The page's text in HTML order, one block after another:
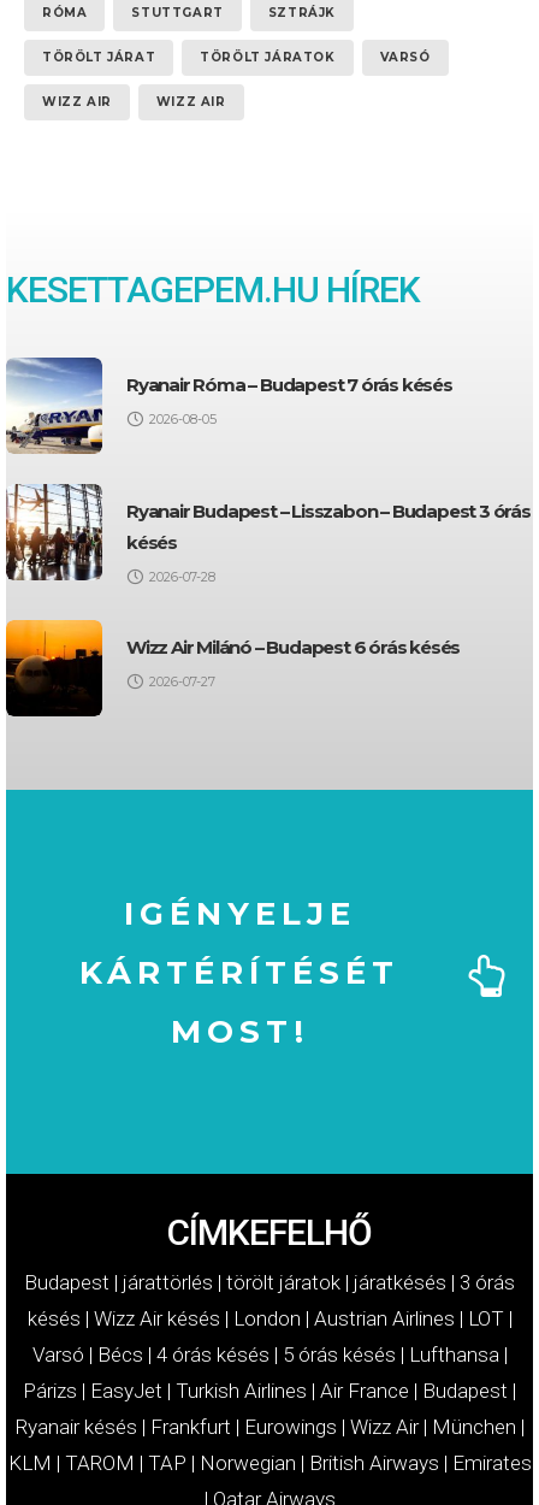
RÓMA STUTTGART SZTRÁJK
TÖRÖLT JÁRAT TÖRÖLT JÁRATOK VARSÓ
WIZZ AIR WIZZ AIR
KESETTAGEPEM.HU HÍREK
Ryanair Róma – Budapest 7 órás késés
2026-08-05
Ryanair Budapest – Lisszabon – Budapest 3 órás
késés
2026-07-28
Wizz Air Milánó – Budapest 6 órás késés
2026-07-27
IGÉNYELJE
KÁRTÉRÍTÉSÉT
MOST!
CÍMKEFELHŐ
Budapest | járattörlés | törölt járatok | járatkésés | 3 órás
késés | Wizz Air késés | London | Austrian Airlines | LOT|
Varsó | Bécs | 4 órás késés | 5 órás késés | Lufthansa|
Párizs | EasyJet | Turkish Airlines | Air France | Budapest |
Ryanair késés | Frankfurt | Eurowings | Wizz Air| München |
KLM | TAROM | TAP | Norwegian | British Airways | Emirates
| Qatar Airways